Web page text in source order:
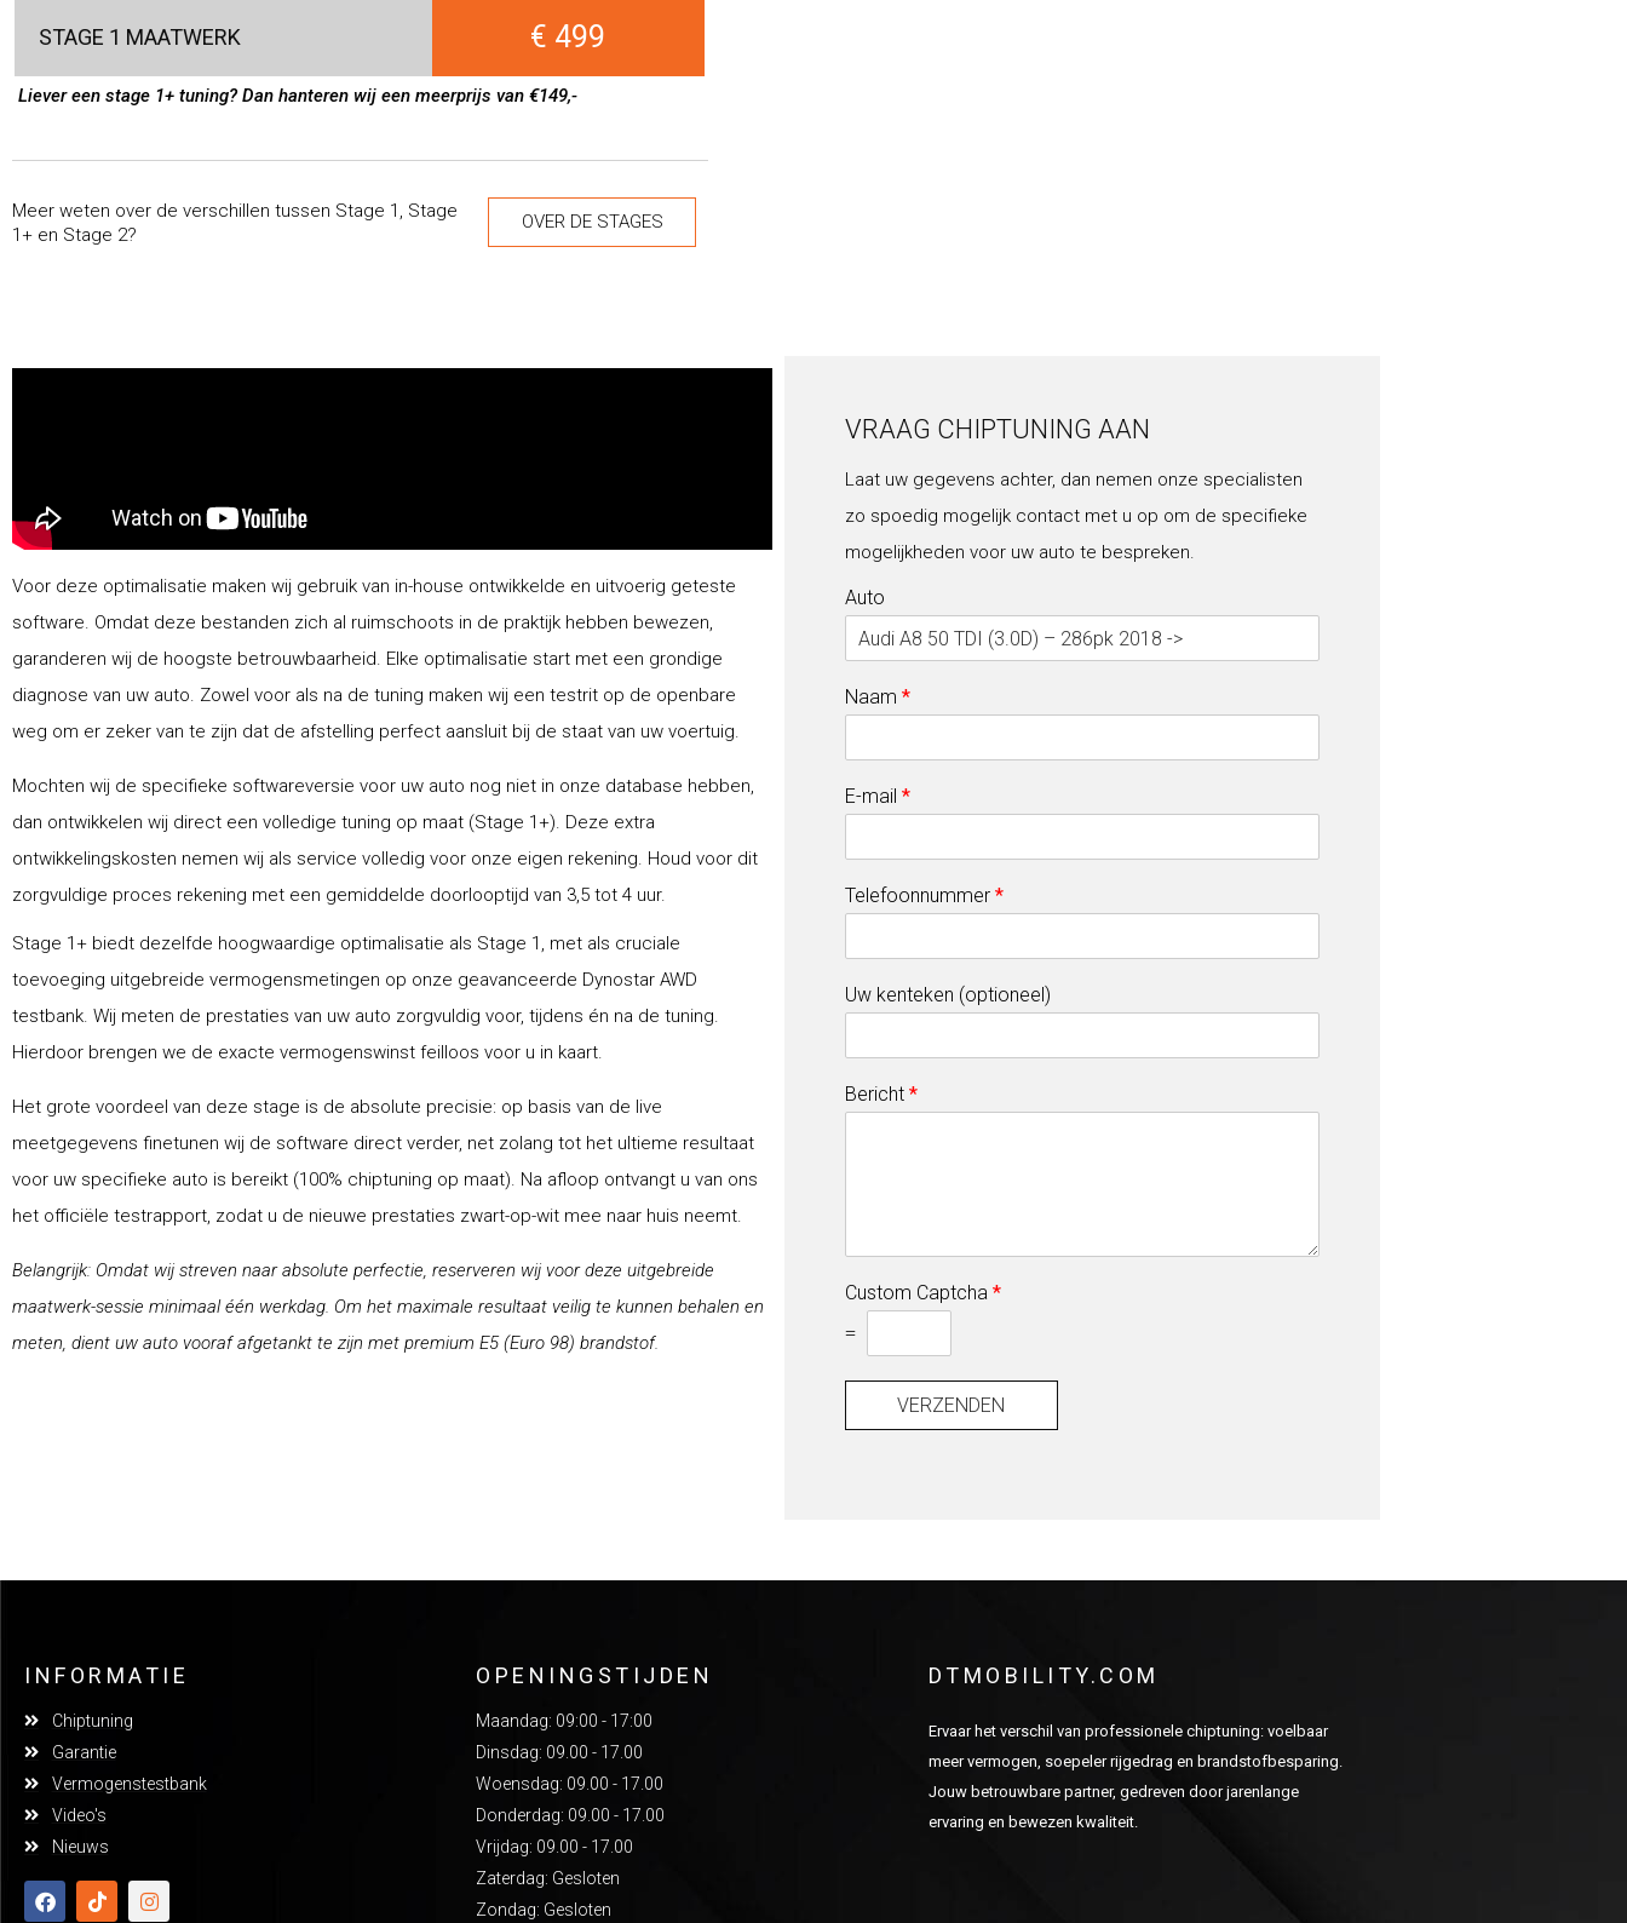
STAGE 1 MAATWERK € 499
Liever een stage 1+ tuning? Dan hanteren wij een meerprijs van €149,-
Meer weten over de verschillen tussen Stage 1, Stage
1+ en Stage 2?
OVER DE STAGES
Voor deze optimalisatie maken wij gebruik van in-house ontwikkelde en uitvoerig geteste
software. Omdat deze bestanden zich al ruimschoots in de praktijk hebben bewezen,
garanderen wij de hoogste betrouwbaarheid. Elke optimalisatie start met een grondige
diagnose van uw auto. Zowel voor als na de tuning maken wij een testrit op de openbare
weg om er zeker van te zijn dat de afstelling perfect aansluit bij de staat van uw voertuig.
Mochten wij de specifieke softwareversie voor uw auto nog niet in onze database hebben,
dan ontwikkelen wij direct een volledige tuning op maat (Stage 1+). Deze extra
ontwikkelingskosten nemen wij als service volledig voor onze eigen rekening. Houd voor dit
zorgvuldige proces rekening met een gemiddelde doorlooptijd van 3,5 tot 4 uur.
Stage 1+ biedt dezelfde hoogwaardige optimalisatie als Stage 1, met als cruciale
toevoeging uitgebreide vermogensmetingen op onze geavanceerde Dynostar AWD
testbank. Wij meten de prestaties van uw auto zorgvuldig voor, tijdens én na de tuning.
Hierdoor brengen we de exacte vermogenswinst feilloos voor u in kaart.
Het grote voordeel van deze stage is de absolute precisie: op basis van de live
meetgegevens finetunen wij de software direct verder, net zolang tot het ultieme resultaat
voor uw specifieke auto is bereikt (100% chiptuning op maat). Na afloop ontvangt u van ons
het officiële testrapport, zodat u de nieuwe prestaties zwart-op-wit mee naar huis neemt.
Belangrijk: Omdat wij streven naar absolute perfectie, reserveren wij voor deze uitgebreide
maatwerk-sessie minimaal één werkdag. Om het maximale resultaat veilig te kunnen behalen en
meten, dient uw auto vooraf afgetankt te zijn met premium E5 (Euro 98) brandstof.
VRAAG CHIPTUNING AAN
Laat uw gegevens achter, dan nemen onze specialisten
zo spoedig mogelijk contact met u op om de specifieke
mogelijkheden voor uw auto te bespreken.
Auto
Naam *
E-mail *
Telefoonnummer *
Uw kenteken (optioneel)
Bericht *
Custom Captcha *
=
VERZENDEN
INFORMATIE
Chiptuning
Garantie
Vermogenstestbank
Video's
Nieuws
OPENINGSTIJDEN
Maandag: 09:00 - 17:00
Dinsdag: 09.00 - 17.00
Woensdag: 09.00 - 17.00
Donderdag: 09.00 - 17.00
Vrijdag: 09.00 - 17.00
Zaterdag: Gesloten
Zondag: Gesloten
DTMOBILITY.COM
Ervaar het verschil van professionele chiptuning: voelbaar
meer vermogen, soepeler rijgedrag en brandstofbesparing.
Jouw betrouwbare partner, gedreven door jarenlange
ervaring en bewezen kwaliteit.